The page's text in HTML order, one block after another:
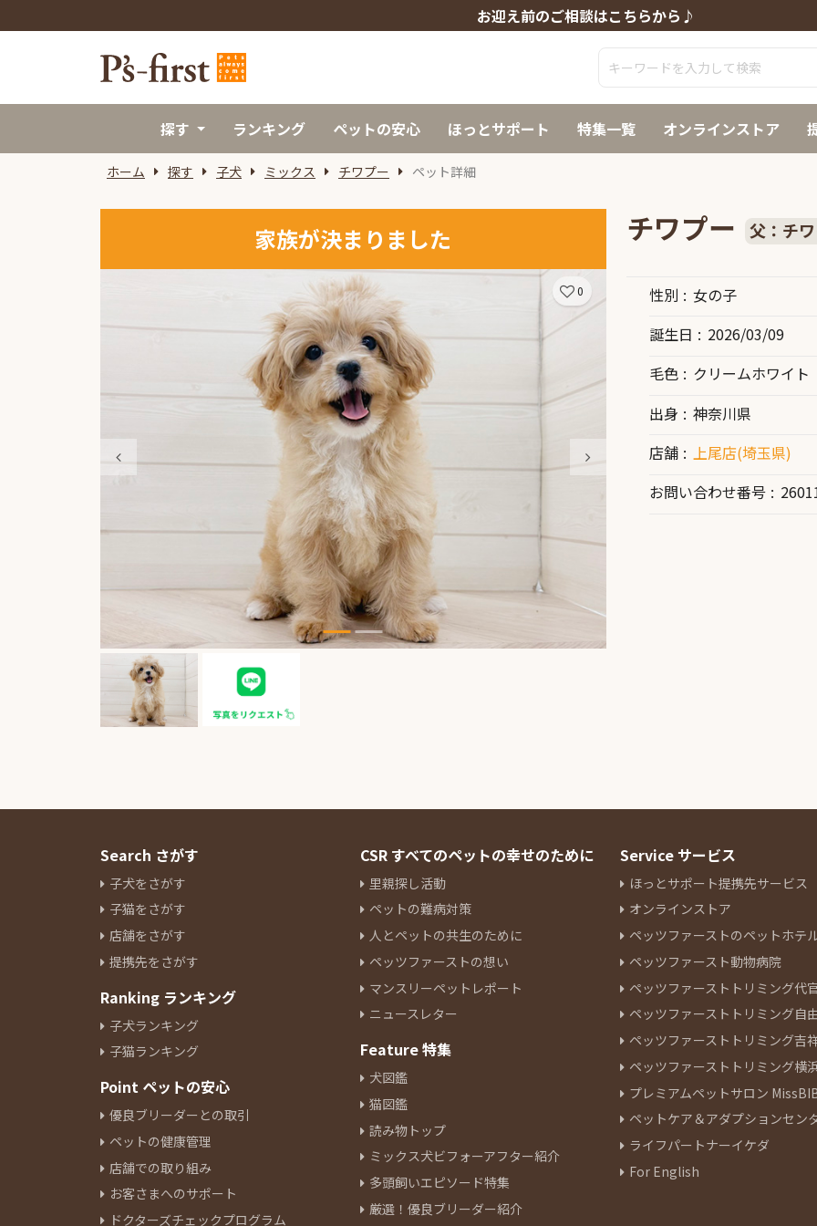
お迎え前のご相談はこちらから♪
探す ランキング ペットの安心 ほっとサポート 特集一覧 オンラインストア
ホーム 探す 子犬 ミックス チワプー ペット詳細
家族が決まりました
0
チワプー 父：チ
性別
女の子
誕生日
2026/03/09
毛色
クリームホワイト
出身
神奈川県
店舗
上尾店(埼玉県)
お問い合わせ番号
Search さがす
子犬をさがす
子猫をさがす
店舗をさがす
提携先をさがす
Ranking ランキング
子犬ランキング
子猫ランキング
Point ペットの安心
優良ブリーダーとの取引
ペットの健康管理
店舗での取り組み
お客さまへのサポート
ドクターズチェックプログラム
CSR すべてのペットの幸せのために
里親探し活動
ペットの難病対策
人とペットの共生のために
ペッツファーストの想い
マンスリーペットレポート
ニュースレター
Feature 特集
犬図鑑
猫図鑑
読み物トップ
ミックス犬ビフォーアフター紹介
多頭飼いエピソード特集
厳選！優良ブリーダー紹介
Service サービス
ほっとサポート提携先サービス
オンラインストア
ペッツファーストのペットホテ
ペッツファースト動物病院
ペッツファーストトリミング代
ペッツファーストトリミング自
ペッツファーストトリミング吉
ペッツファーストトリミング横
プレミアムペットサロン
ペットケア＆アダプションセン
ライフパートナーイケダ
For English